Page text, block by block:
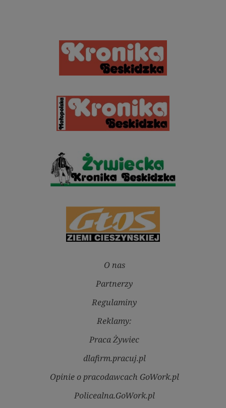
O nas
Partnerzy
Regulaminy
Reklamy:
Praca Żywiec
dlafirm.pracuj.pl
Opinie o pracodawcach GoWork.pl
Policealna.GoWork.pl